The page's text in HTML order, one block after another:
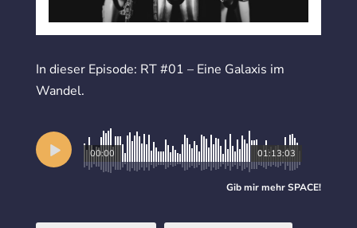
In dieser Episode: RT #01 – Eine Galaxis im
Wandel.
01:13:03
00:00
Gib mir mehrSPACE!